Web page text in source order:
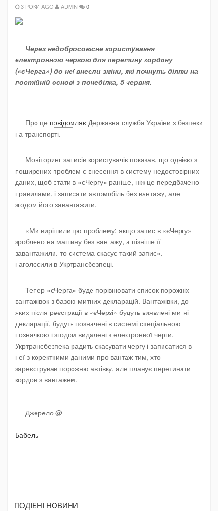
3 РОКИ AGO ADMIN 0
Через недобросовісне користування
електронною чергою для перетину кордону
(«єЧерга») до неї внесли зміни, які почнуть діяти на
постійній основі з понеділка, 5 червня.
Про це повідомляє Державна служба України з безпеки
на транспорті.
Моніторинг записів користувачів показав, що однією з
поширених проблем є внесення в систему недостовірних
даних, щоб стати в «єЧергу» раніше, ніж це передбачено
правилами, і записати автомобіль без вантажу, але
згодом його завантажити.
«Ми вирішили цю проблему: якщо запис в «єЧергу»
зроблено на машину без вантажу, а пізніше її
завантажили, то система скасує такий запис», —
наголосили в Укртрансбезпеці.
Тепер «єЧерга» буде порівнювати список порожніх
вантажівок з базою митних декларацій. Вантажівки, до
яких після реєстрації в «єЧерзі» будуть виявлені митні
декларації, будуть позначені в системі спеціальною
позначкою і згодом видалені з електронної черги.
Укртрансбезпека радить скасувати чергу і записатися в
неї з коректними даними про вантаж тим, хто
зареєстрував порожню автівку, але планує перетинати
кордон з вантажем.
Джерело @
Бабель
ПОДIБНI НОВИНИ